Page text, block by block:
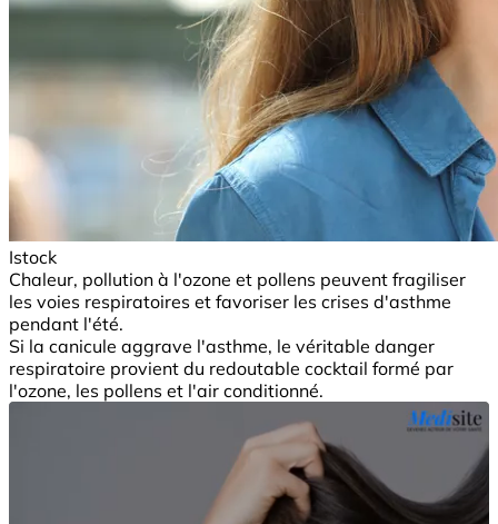
Istock
Chaleur, pollution à l'ozone et pollens peuvent fragiliser
les voies respiratoires et favoriser les crises d'asthme
pendant l'été.
Si la canicule aggrave l'asthme, le véritable danger
respiratoire provient du redoutable cocktail formé par
l'ozone, les pollens et l'air conditionné.